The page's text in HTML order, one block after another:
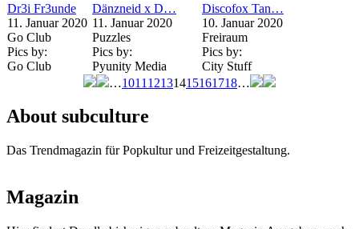
Dr3i Fr3unde
11. Januar 2020
Go Club
Pics by:
Go Club
Dänzneid x D…
11. Januar 2020
Puzzles
Pics by:
Pyunity Media
Discofox Tan…
10. Januar 2020
Freiraum
Pics by:
City Stuff
…1011 12131415161718…
About subculture
Das Trendmagazin für Popkultur und Freizeitgestaltung.
Magazin